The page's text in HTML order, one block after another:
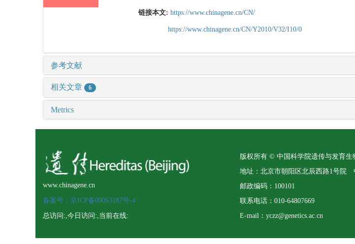
链接本文: https://www.chinagene.cn/CN/
https://www.chinagene.cn/CN/Y2010/V32/I10/0
参考文献
相关文章 6
Metrics
www.chinagene.cn
备案号：京ICP备09063187号-4
总访问: ,今日访问: ,当前在线:
版权所有 © 中国科学院遗传与发育
地址：北京市朝阳区北辰西路1号院
邮政编码：100101
联系电话：010-64807669
E-mail：yczz@genetics.ac.cn